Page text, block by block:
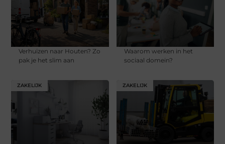
Verhuizen naar Houten? Zo
pak je het slim aan
Waarom werken in het
sociaal domein?
ZAKELIJK ZAKELIJK